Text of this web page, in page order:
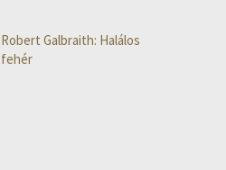
Robert Galbraith: Halálos
fehér